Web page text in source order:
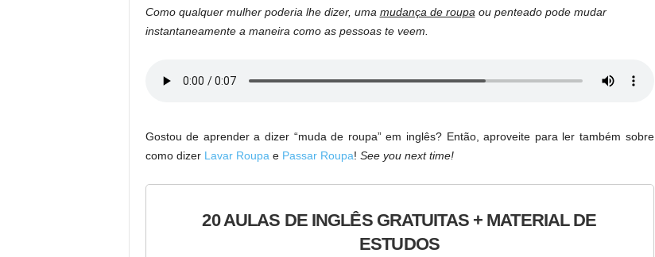
Como qualquer mulher poderia lhe dizer, uma mudança de roupa ou penteado pode mudar
instantaneamente a maneira como as pessoas te veem.
Gostou de aprender a dizer “muda de roupa” em inglês? Então, aproveite para ler também sobre
como dizer Lavar Roupa e Passar Roupa! See you next time!
20 AULAS DE INGLÊS GRATUITAS + MATERIAL DE
ESTUDOS